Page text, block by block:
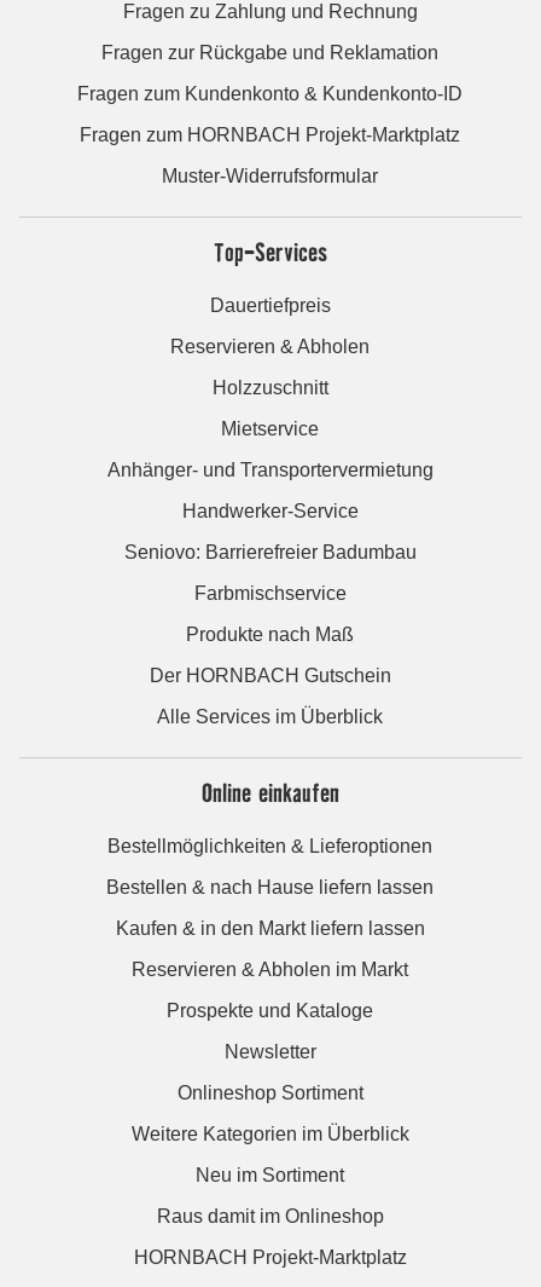
Fragen zu Zahlung und Rechnung
Fragen zur Rückgabe und Reklamation
Fragen zum Kundenkonto & Kundenkonto-ID
Fragen zum HORNBACH Projekt-Marktplatz
Muster-Widerrufsformular
Top-Services
Dauertiefpreis
Reservieren & Abholen
Holzzuschnitt
Mietservice
Anhänger- und Transportervermietung
Handwerker-Service
Seniovo: Barrierefreier Badumbau
Farbmischservice
Produkte nach Maß
Der HORNBACH Gutschein
Alle Services im Überblick
Online einkaufen
Bestellmöglichkeiten & Lieferoptionen
Bestellen & nach Hause liefern lassen
Kaufen & in den Markt liefern lassen
Reservieren & Abholen im Markt
Prospekte und Kataloge
Newsletter
Onlineshop Sortiment
Weitere Kategorien im Überblick
Neu im Sortiment
Raus damit im Onlineshop
HORNBACH Projekt-Marktplatz